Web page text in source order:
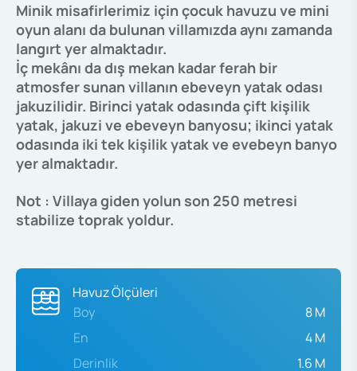
Minik misafirlerimiz için çocuk havuzu ve mini
oyun alanı da bulunan villamızda aynı zamanda
langırt yer almaktadır.
İç mekânı da dış mekan kadar ferah bir
atmosfer sunan villanın ebeveyn yatak odası
jakuzilidir. Birinci yatak odasında çift kişilik
yatak, jakuzi ve ebeveyn banyosu; ikinci yatak
odasında iki tek kişilik yatak ve evebeyn banyo
yer almaktadır.
Not : Villaya giden yolun son 250 metresi
stabilize toprak yoldur.
Havuz Ölçüleri
Boy
8 M
En
4 M
Derinlik
1.6 M